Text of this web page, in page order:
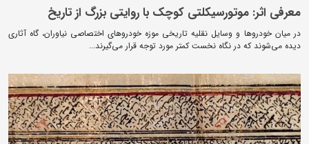
معرفی اثر: موتورسیکلتی کوچک با روایتی بزرگ از تاریخ
در میان خودروها و وسایل نقلیه تاریخی موزه خودروهای اختصاصی نیاوران، گاه آثاری
دیده می‌شوند که در نگاه نخست کمتر مورد توجه قرار می‌گیرند...